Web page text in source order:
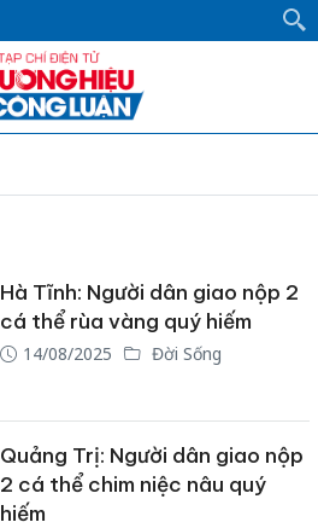
Hà Tĩnh: Người dân giao nộp 2
cá thể rùa vàng quý hiếm
14/08/2025 Đời Sống
Quảng Trị: Người dân giao nộp
2 cá thể chim niệc nâu quý
hiếm